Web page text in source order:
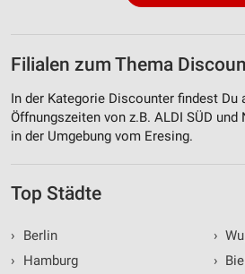
Filialen zum Thema
In der Kategorie Discounter findest Du
Öffnungszeiten von z.B. ALDI SÜD
in der Umgebung vom Eresing.
Top Städte
›
Berlin
›
Hamburg
›
›